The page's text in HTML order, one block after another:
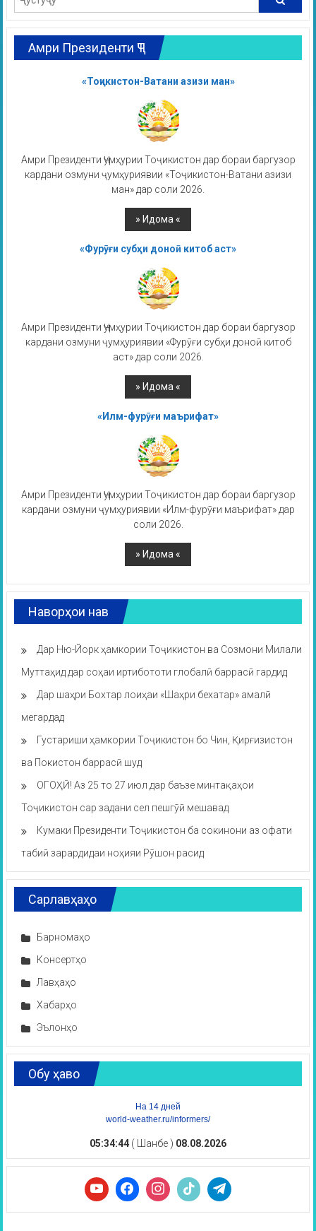
Амри Президенти ҶТ
«Тоҷикистон-Ватани азизи ман»
Амри Президенти Ҷумҳурии Тоҷикистон дар бораи баргузор
кардани озмуни ҷумҳуриявии «Тоҷикистон-Ватани азизи
ман» дар соли 2026.
«Фурӯғи субҳи доноӣ китоб аст»
Амри Президенти Ҷумҳурии Тоҷикистон дар бораи баргузор
кардани озмуни ҷумҳуриявии «Фурӯғи субҳи доноӣ китоб
аст» дар соли 2026.
«Илм-фурӯғи маърифат»
Амри Президенти Ҷумҳурии Тоҷикистон дар бораи баргузор
кардани озмуни ҷумҳуриявии «Илм-фурӯғи маърифат» дар
соли 2026.
Наворҳои нав
Дар Ню-Йорк ҳамкории Тоҷикистон ва Созмони Милали
Муттаҳид дар соҳаи иртибототи глобалӣ баррасӣ гардид
Дар шаҳри Бохтар лоиҳаи «Шаҳри бехатар» амалӣ
мегардад
Густариши ҳамкории Тоҷикистон бо Чин, Қирғизистон
ва Покистон баррасӣ шуд
ОГОҲӢ! Аз 25 то 27 июл дар баъзе минтақаҳои
Тоҷикистон сар задани сел пешгӯӣ мешавад
Кумаки Президенти Тоҷикистон ба сокинони аз офати
табиӣ зарардидаи ноҳияи Рӯшон расид
Сарлавҳаҳо
Барномаҳо
Консертҳо
Лавҳаҳо
Хабарҳо
Эълонҳо
Обу ҳаво
На 14 дней
world-weather.ru/informers/
05:34:45 ( Шанбе ) 08.08.2026